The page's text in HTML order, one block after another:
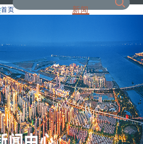
首页 新闻